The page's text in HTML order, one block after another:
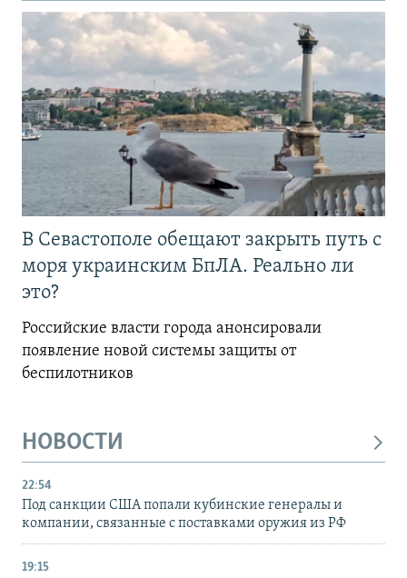
В Севастополе обещают закрыть путь с
моря украинским БпЛА. Реально ли
это?
Российские власти города анонсировали
появление новой системы защиты от
беспилотников
НОВОСТИ
22:54
Под санкции США попали кубинские генералы и
компании, связанные с поставками оружия из РФ
19:15